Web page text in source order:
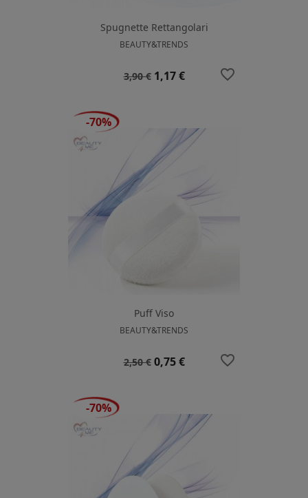
Spugnette Rettangolari
BEAUTY&TRENDS
Prezzo
3,90 € Prezzo
1,17 € favorite_border
Puff Viso
BEAUTY&TRENDS
Prezzo
2,50 € Prezzo
0,75 €
-70%
favorite_border
-70%